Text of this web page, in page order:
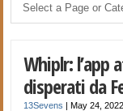
Whiplr: l’app
disperati da
13Sevens |May 24, 2022